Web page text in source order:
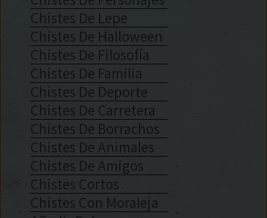
Chistes De Lepe
Chistes De Halloween
Chistes De Filosofía
Chistes De Familia
Chistes De Deporte
Chistes De Carretera
Chistes De Borrachos
Chistes De Animales
Chistes De Amigos
Chistes Cortos
Chistes Con Moraleja